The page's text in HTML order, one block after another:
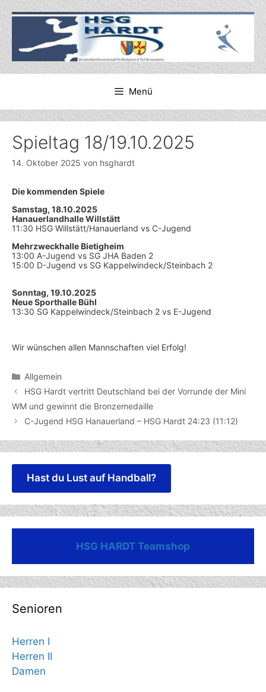
Inhalt
Menü
Spieltag 18/19.10.2025
14. Oktober 2025 von hsghardt
Die kommenden Spiele
Samstag, 18.10.2025
Hanauerlandhalle Willstätt
11:30 HSG Willstätt/Hanauerland vs C-Jugend
Mehrzweckhalle Bietigheim
13:00 A-Jugend vs SG JHA Baden 2
15:00 D-Jugend vs SG Kappelwindeck/Steinbach 2
Sonntag, 19.10.2025
Neue Sporthalle Bühl
13:30 SG Kappelwindeck/Steinbach 2 vs E-Jugend
Wir wünschen allen Mannschaften viel Erfolg!
Kategorien
Allgemein
HSG Hardt vertritt Deutschland bei der Vorrunde der Mini
WM und gewinnt die Bronzemedaille
C-Jugend HSG Hanauerland – HSG Hardt 24:23 (11:12)
Hast du Lust auf Handball?
HSG HARDT Teamshop
Senioren
Herren I
Herren II
Damen